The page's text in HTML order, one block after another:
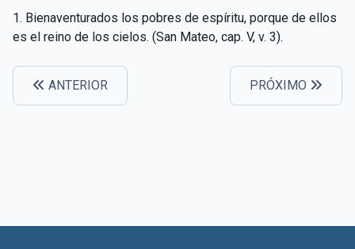
CAPÍTULO XVIII - Muchos son los llamados y pocos
los escogidos
CAPÍTULO XIX - La fe transporta las montañas
CAPÍTULO XX - Los obreros de la última hora ▸
CAPÍTULO XXIII - Moral extraña ▸
1. Bienaventurados los pobres de espíritu, porque de ellos
es el reino de los cielos. (San Mateo, cap. V, v. 3).
ANTERIOR PRÓXIMO